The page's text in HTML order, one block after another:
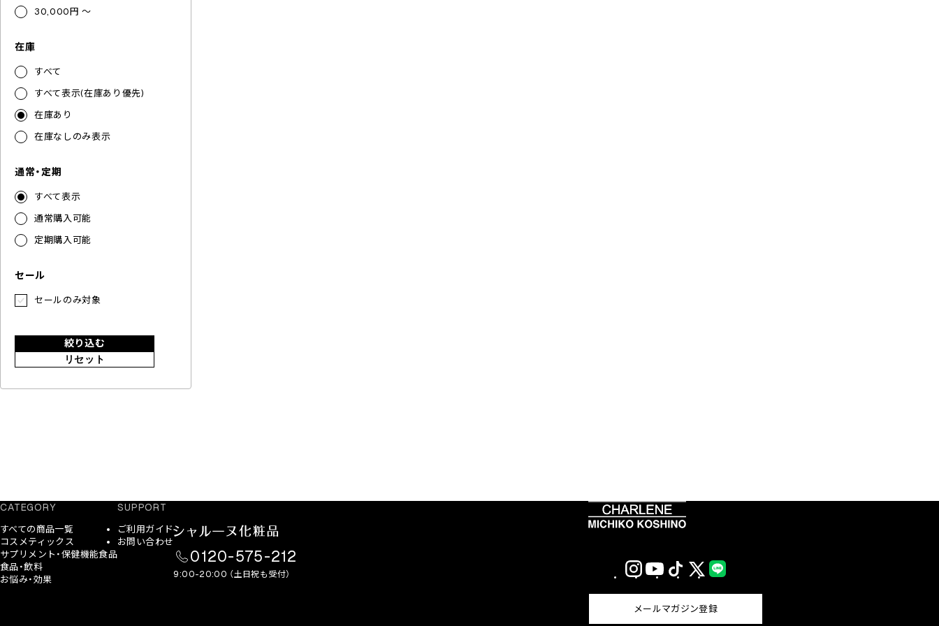
30,000円 ～
在庫
すべて
すべて表示(在庫あり優先)
在庫あり
在庫なしのみ表示
通常・定期
すべて表示
通常購入可能
定期購入可能
セール
セールのみ対象
絞り込む
リセット
CATEGORY
すべての商品一覧
コスメティックス
サプリメント・保健機能食品
食品・飲料
お悩み・効果
SUPPORT
ご利用ガイド
お問い合わせ
0120-575-212
9:00-20:00 （土日祝も受付）
InstagramYouTubeTikTok X
(Twitter)
メールマガジン登録